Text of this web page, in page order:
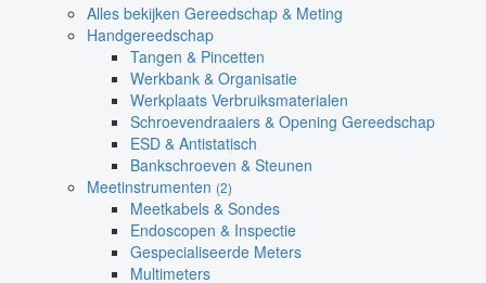
Alles bekijken Gereedschap & Meting
Handgereedschap
Tangen & Pincetten
Werkbank & Organisatie
Werkplaats Verbruiksmaterialen
Schroevendraaiers & Opening Gereedschap
ESD & Antistatisch
Bankschroeven & Steunen
Meetinstrumenten (2)
Meetkabels & Sondes
Endoscopen & Inspectie
Gespecialiseerde Meters
Multimeters